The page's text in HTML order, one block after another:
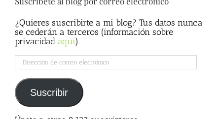
¿Quieres suscribirte a mi blog? Tus datos nunca
se cederán a terceros (información sobre
privacidad aqui).
Dirección
de
correo
electrónico
Suscribir